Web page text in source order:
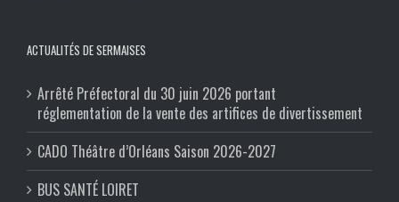
ACTUALITÉS DE SERMAISES
Arrêté Préfectoral du 30 juin 2026 portant
réglementation de la vente des artifices de divertissement
CADO Théâtre d’Orléans Saison 2026-2027
BUS SANTÉ LOIRET